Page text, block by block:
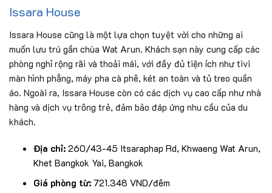
Issara House
Issara House cũng là một lựa chọn tuyệt vời cho những ai
muốn lưu trú gần chùa Wat Arun. Khách sạn này cung cấp các
phòng nghỉ rộng rãi và thoải mái, với đầy đủ tiện ích như tivi
màn hình phẳng, máy pha cà phê, két an toàn và tủ treo quần
áo. Ngoài ra, Issara House còn có các dịch vụ cao cấp như nhà
hàng và dịch vụ trông trẻ, đảm bảo đáp ứng nhu cầu của du
khách.
Địa chỉ:260/43-45 Itsaraphap Rd, Khwaeng Wat Arun,
Khet Bangkok Yai, Bangkok
Giá phòng từ:721.348 VND/đêm